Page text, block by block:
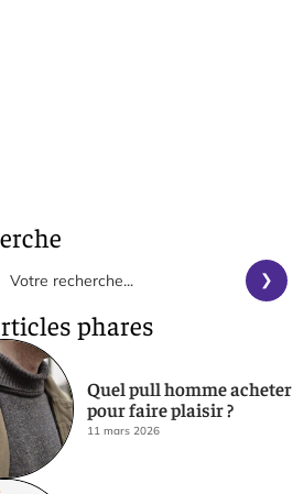
phares
Quel pull homme acheter
pour faire plaisir ?
11 mars 2026